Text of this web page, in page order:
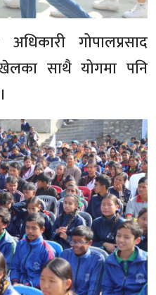
गोपालप्रसाद
खेलका साथै योगमा पनि